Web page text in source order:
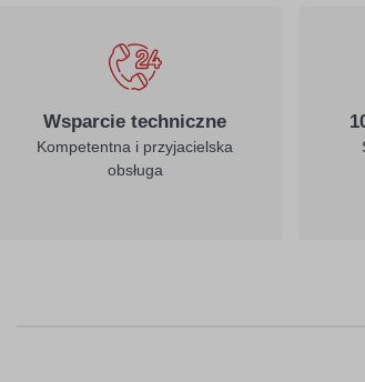
jasny żółty
Wsparcie techniczne
Kompetentna i przyjacielska
obsługa